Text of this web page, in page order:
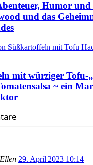
Humor und
und das
mit würziger Tofu-
~ ein
Ellen 29. April 2023 10:14